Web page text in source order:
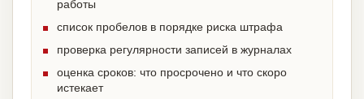
работы
список пробелов в порядке риска штрафа
проверка регулярности записей в журналах
оценка сроков: что просрочено и что скоро
истекает